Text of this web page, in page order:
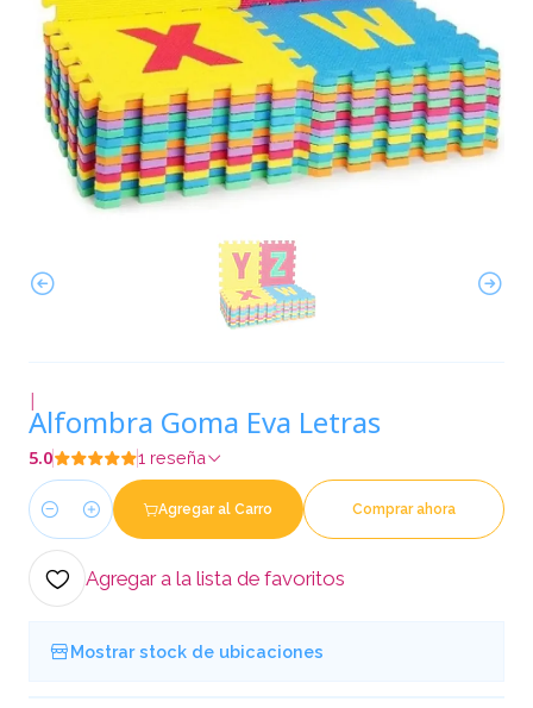
|
Alfombra Goma Eva Letras
5.0 1 reseña
Cantidad
Agregar al Carro Comprar ahora
Agregar a la lista de favoritos
Mostrar stock de ubicaciones